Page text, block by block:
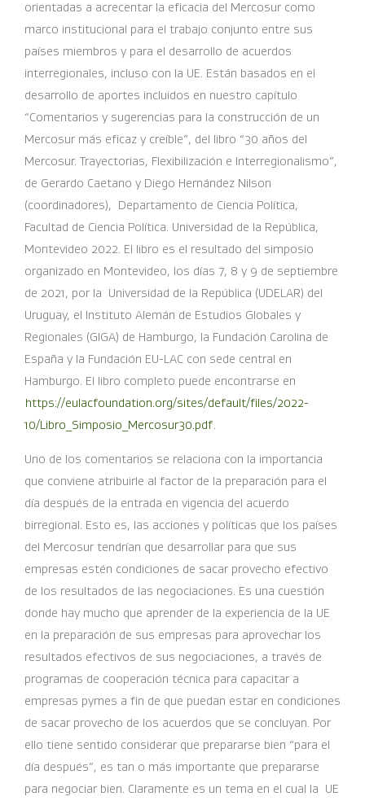
orientadas a acrecentar la eficacia del Mercosur como
marco institucional para el trabajo conjunto entre sus
países miembros y para el desarrollo de acuerdos
interregionales, incluso con la UE. Están basados en el
desarrollo de aportes incluidos en nuestro capítulo
“Comentarios y sugerencias para la construcción de un
Mercosur más eficaz y creíble”, del libro “30 años del
Mercosur. Trayectorias, Flexibilización e Interregionalismo”,
de Gerardo Caetano y Diego Hernández Nilson
(coordinadores), Departamento de Ciencia Política,
Facultad de Ciencia Política. Universidad de la República,
Montevideo 2022. El libro es el resultado del simposio
organizado en Montevideo, los días 7, 8 y 9 de septiembre
de 2021, por la Universidad de la República (UDELAR) del
Uruguay, el Instituto Alemán de Estudios Globales y
Regionales (GIGA) de Hamburgo, la Fundación Carolina de
España y la Fundación EU-LAC con sede central en
Hamburgo. El libro completo puede encontrarse en
https://eulacfoundation.org/sites/default/files/2022-
10/Libro_Simposio_Mercosur30.pdf.
Uno de los comentarios se relaciona con la importancia
que conviene atribuirle al factor de la preparación para el
día después de la entrada en vigencia del acuerdo
birregional. Esto es, las acciones y políticas que los países
del Mercosur tendrían que desarrollar para que sus
empresas estén condiciones de sacar provecho efectivo
de los resultados de las negociaciones. Es una cuestión
donde hay mucho que aprender de la experiencia de la UE
en la preparación de sus empresas para aprovechar los
resultados efectivos de sus negociaciones, a través de
programas de cooperación técnica para capacitar a
empresas pymes a fin de que puedan estar en condiciones
de sacar provecho de los acuerdos que se concluyan. Por
ello tiene sentido considerar que prepararse bien “para el
día después”, es tan o más importante que prepararse
para negociar bien. Claramente es un tema en el cual la UE